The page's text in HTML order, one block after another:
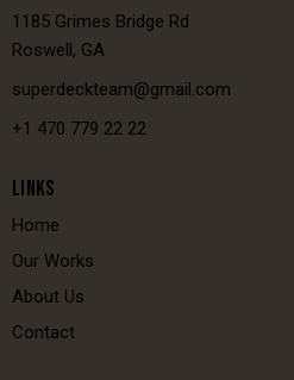
1185 Grimes Bridge Rd
Roswell, GA
superdeckteam@gmail.com
+1 470 779 22 22
LINKS
Home
Our Works
About Us
Contact